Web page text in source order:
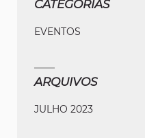
CATEGORIAS
EVENTOS
ARQUIVOS
JULHO 2023